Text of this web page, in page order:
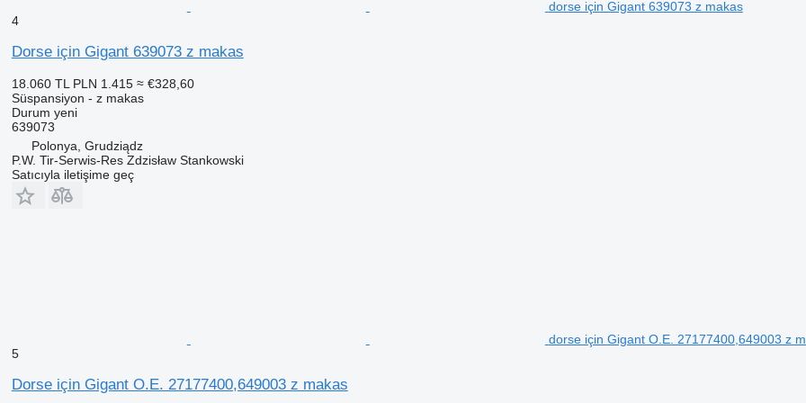
dorse için Gigant 639073 z makas
4
Dorse için Gigant 639073 z makas
18.060 TL PLN 1.415 ≈ €328,60
Süspansiyon - z makas
Durum yeni
639073
Polonya, Grudziądz
P.W. Tir-Serwis-Res Zdzisław Stankowski
Satıcıyla iletişime geç
dorse için Gigant O.E. 27177400,649003 z
5
Dorse için Gigant O.E. 27177400,649003 z makas